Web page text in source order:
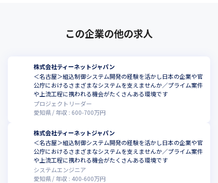
この企業の他の求人
株式会社ティーネットジャパン
＜名古屋＞組込制御システム開発の経験を活かし日本の企業や官
公庁におけるさまざまなシステムを支えませんか／プライム案件
や上流工程に携われる機会がたくさんある環境です
プロジェクトリーダー
愛知県
年収 : 600-700万円
株式会社ティーネットジャパン
＜名古屋＞組込制御システム開発の経験を活かし日本の企業や官
公庁におけるさまざまなシステムを支えませんか／プライム案件
や上流工程に携われる機会がたくさんある環境です
システムエンジニア
愛知県
年収 : 400-600万円